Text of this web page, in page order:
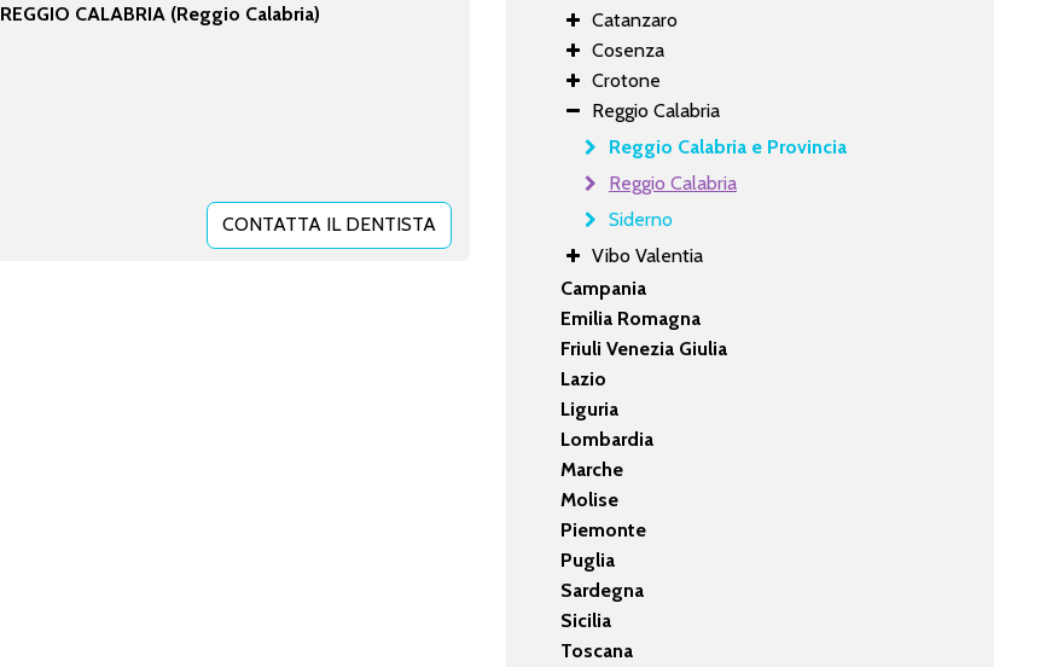
REGGIO CALABRIA (Reggio Calabria)
CONTATTA IL DENTISTA
Catanzaro
Cosenza
Crotone
Reggio Calabria
Reggio Calabria e Provincia
Reggio Calabria
Siderno
Vibo Valentia
Campania
Emilia Romagna
Friuli Venezia Giulia
Lazio
Liguria
Lombardia
Marche
Molise
Piemonte
Puglia
Sardegna
Sicilia
Toscana